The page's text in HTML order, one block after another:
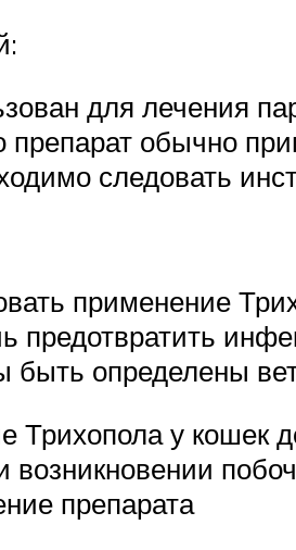
для лечения
обычно
следовать
применение
предотвратить
быть определены
Трихопола у кошек
возникновении
препарата